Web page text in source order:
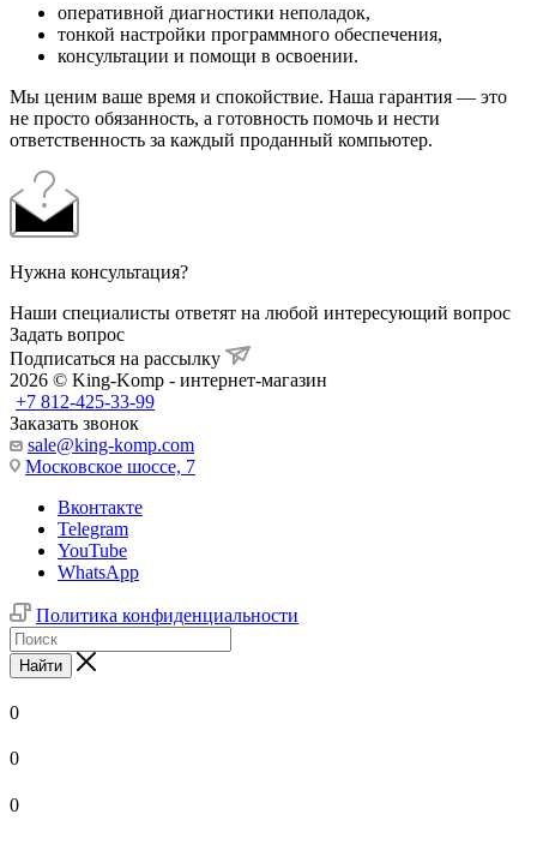
оперативной диагностики неполадок,
тонкой настройки программного обеспечения,
консультации и помощи в освоении.
Мы ценим ваше время и спокойствие. Наша гарантия — это
не просто обязанность, а готовность помочь и нести
ответственность за каждый проданный компьютер.
Нужна консультация?
Наши специалисты ответят на любой интересующий вопрос
Задать вопрос
Подписаться на рассылку
2026 © King-Komp - интернет-магазин
+7 812-425-33-99
Заказать звонок
sale@king-komp.com
Московское шоссе, 7
Вконтакте
Telegram
YouTube
WhatsApp
Политика конфиденциальности
Найти
0
0
0